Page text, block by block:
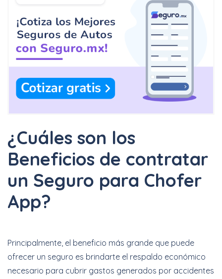
¿Cuáles son los
Beneficios de contratar
un Seguro para Chofer
App?
Principalmente, el beneficio más grande que puede
ofrecer un seguro es brindarte el respaldo económico
necesario para cubrir gastos generados por accidentes